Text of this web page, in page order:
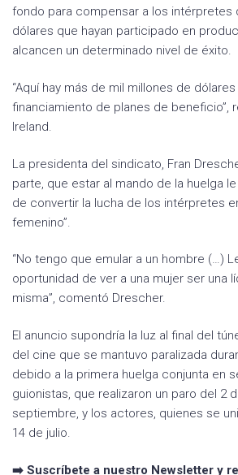
fondo para compensar a los intérpretes
dólares que hayan participado en
alcancen un determinado nivel de éxito.
“Aquí hay más de mil millones de
financiamiento de planes de beneficio”,
Ireland.
La presidenta del sindicato, Fran
parte, que estar al mando de la huelga
de convertir la lucha de los intérpretes
femenino”.
“No tengo que emular a un hombre (…)
oportunidad de ver a una mujer ser una
misma”, comentó Drescher.
El anuncio supondría la luz al final del
del cine que se mantuvo paralizada
debido a la primera huelga conjunta en
guionistas, que realizaron un paro del 2
septiembre, y los actores, quienes se
14 de julio.
➡️ Suscríbete a nuestro Newsletter y